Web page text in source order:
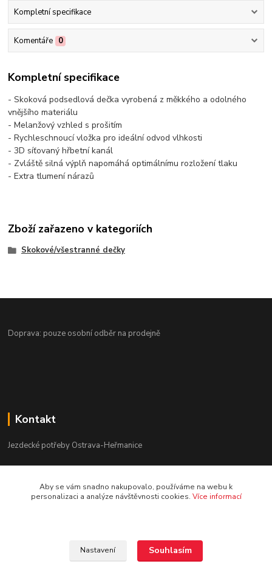
Kompletní specifikace
Komentáře 0
Kompletní specifikace
- Skoková podsedlová dečka vyrobená z měkkého a odolného
vnějšího materiálu
- Melanžový vzhled s prošitím
- Rychleschnoucí vložka pro ideální odvod vlhkosti
- 3D síťovaný hřbetní kanál
- Zvláště silná výplň napomáhá optimálnímu rozložení tlaku
- Extra tlumení nárazů
Zboží zařazeno v kategoriích
Skokové/všestranné dečky
Doprava: pouze osobní odběr na prodejně
Kontakt
Jezdecké potřeby Ostrava-Heřmanice
Po-Pá 9:30 - 17:30
Aby se vám snadno nakupovalo, používáme na webu k
personalizaci a analýze návštěvnosti cookies. Více informací
Nastavení Souhlasím